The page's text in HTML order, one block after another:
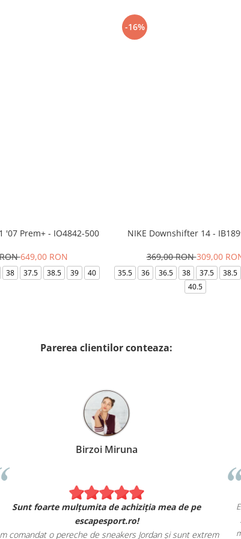
'07 Prem+ - IO4842-500
649,00 RON
38 37.5 38.5 39 40
-16%
NIKE Downshifter 14 -
369,00 RON309,00
35.5 36 36.5 38 37.5
38.5
40.5
Parerea clientilor conteaza:
Birzoi Miruna
Sunt foarte mulțumita de achiziția mea de pe
escapesport.ro!
Am comandat o pereche de sneakers Jordan și sunt extrem